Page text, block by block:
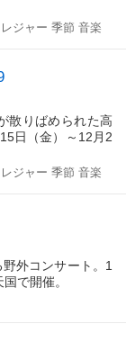
レジャー 季節 音楽
散りばめられた高
日（金）～12月2
レジャー 季節 音楽
外コンサート。1
で開催。